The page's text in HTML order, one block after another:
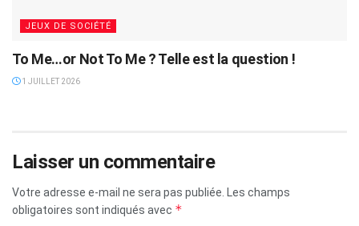
JEUX DE SOCIÉTÉ
To Me…or Not To Me ? Telle est la question !
1 JUILLET 2026
Laisser un commentaire
Votre adresse e-mail ne sera pas publiée.
Les champs
obligatoires sont indiqués avec *